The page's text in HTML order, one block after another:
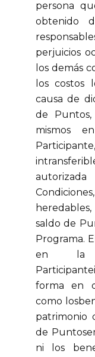
persona
obtenido
perjuicios
los demás
los costos
causa de
de
mismos
saldo de
Programa.
en la
forma en
como
patrimonio
de
ni los